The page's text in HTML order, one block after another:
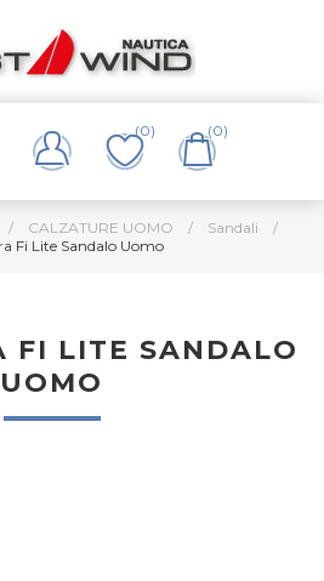
(0) (0)
/ CALZATURE UOMO / Sandali
/
Fi Lite Sandalo Uomo
FI LITE SANDALO
UOMO